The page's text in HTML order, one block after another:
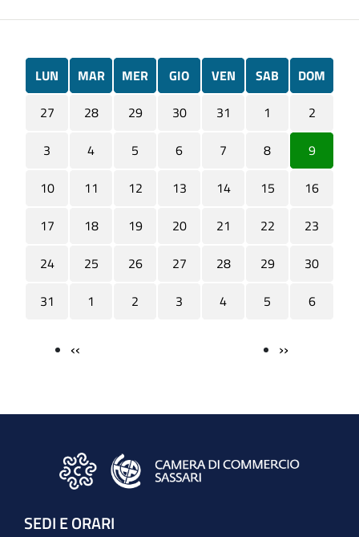
LUN MAR MER GIO VEN SAB
DOM
27
28 29 30 31 1
2
3
4 5 6 7 8
9
10
11 12 13 14 15
16
17
18 19 20 21 22
23
24
25 26 27 28 29
30
31
1 2 3 4 5 6
Paginazione
‹‹ ››
SEDI E ORARI